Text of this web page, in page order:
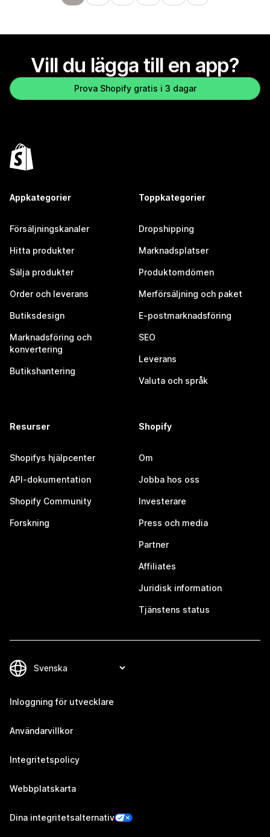
Vill du lägga till en app?
Prova Shopify gratis i 3 dagar
Appkategorier
Försäljningskanaler
Hitta produkter
Sälja produkter
Order och leverans
Butiksdesign
Marknadsföring och
konvertering
Butikshantering
Toppkategorier
Dropshipping
Marknadsplatser
Produktomdömen
Merförsäljning och paket
E-postmarknadsföring
SEO
Leverans
Valuta och språk
Resurser
Shopifys hjälpcenter
API-dokumentation
Shopify Community
Forskning
Shopify
Om
Jobba hos oss
Investerare
Press och media
Partner
Affiliates
Juridisk information
Tjänstens status
Inloggning för utvecklare
Användarvillkor
Integritetspolicy
Webbplatskarta
Dina integritetsalternativ